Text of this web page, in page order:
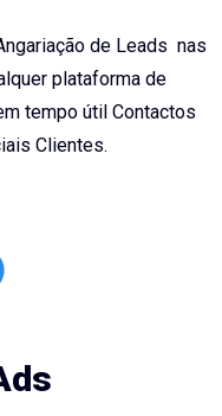
de Leads nas
plataforma de
tempo útil Contactos
Clientes.